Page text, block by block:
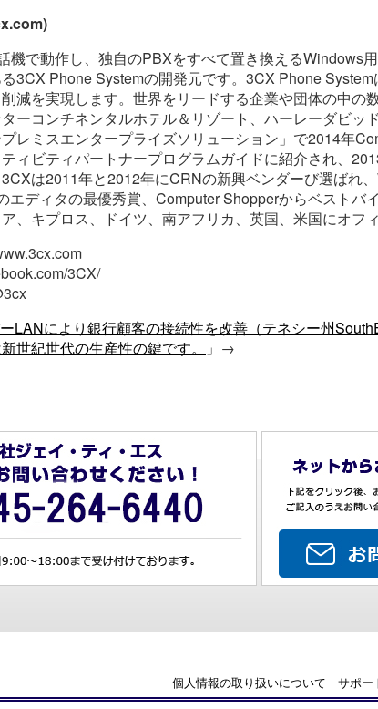
機で動作し、独自のPBXをすべて置き換えるWindows
3CX Phone Systemの開発元です。3CX Phone
減を実現します。世界をリードする企業や団体の中
ーコンチネンタルホテル＆リゾート、ハーレーダビッ
レミスエンタープライズソリューション」で2014年
ィビティパートナープログラムガイドに紹介され、
は2011年と2012年にCRNの新興ベンダーび選ばれ
エディタの最優秀賞、Computer Shopperからベストバ
、キプロス、ドイツ、南アフリカ、英国、米国にオフ
3CX/
LANにより銀行顧客の接続性を改善（テネシー州
世紀世代の生産性の鍵です。
」→
個人情報の取り扱いについて ｜ サポー